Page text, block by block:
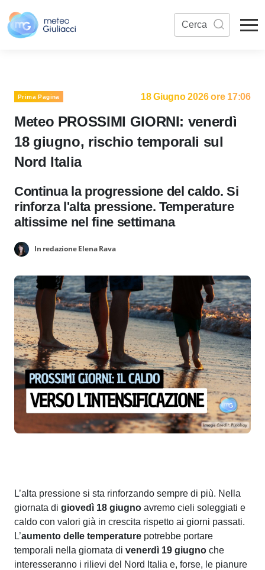
Prima Pagina 18 Giugno 2026 ore 17:06
Meteo PROSSIMI GIORNI: venerdì
18 giugno, rischio temporali sul
Nord Italia
Continua la progressione del caldo. Si
rinforza l'alta pressione. Temperature
altissime nel fine settimana
In redazione Elena Rava
L’alta pressione si sta rinforzando sempre di più. Nella
giornata di giovedì 18 giugno avremo cieli soleggiati e
caldo con valori già in crescita rispetto ai giorni passati.
L’aumento delle temperature potrebbe portare
temporali nella giornata di venerdì 19 giugno che
interesseranno i rilievi del Nord Italia e, forse, le pianure